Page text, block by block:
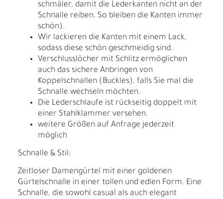
schmäler, damit die Lederkanten nicht an der
Schnalle reiben. So bleiben die Kanten immer
schön).
Wir lackieren die Kanten mit einem Lack,
sodass diese schön geschmeidig sind.
Verschlusslöcher mit Schlitz ermöglichen
auch das sichere Anbringen von
Koppelschnallen (Buckles), falls Sie mal die
Schnalle wechseln möchten.
Die Lederschlaufe ist rückseitig doppelt mit
einer Stahlklammer versehen.
weitere Größen auf Anfrage jederzeit
möglich
Schnalle & Stil:
Zeitloser Damengürtel mit einer goldenen
Gürtelschnalle in einer tollen und edlen Form. Eine
Schnalle, die sowohl casual als auch elegant